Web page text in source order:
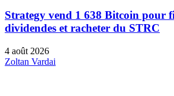
Strategy vend 1 638 Bitcoin pour
dividendes et racheter du STRC
4 août 2026
Zoltan Vardai